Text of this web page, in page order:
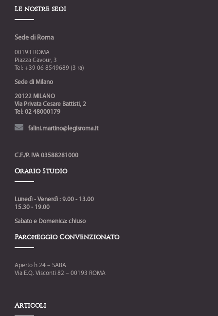
Le nostre sedi
Sede di Roma
00193 ROMA
Piazza Cavour, 3
Tel: +39 06 8549689 (3 ra)
Sede di Milano
20122 MILANO
Via Privata Cesare Battisti, 2
Tel: 02 48000179
falini.martino@legisroma.it
C.F./P. IVA 03588281000
Orario Studio
Lunedì - Venerdì : 9.00 - 13.00
15.30 - 19.00
Sabato e Domenica: chiuso
Parcheggio Convenzionato
Aperto h 24 – SABA
Via E.Q. Visconti 82 – 00193 ROMA
Articoli